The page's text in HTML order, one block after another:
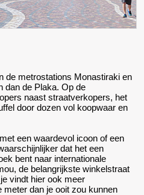
de metrostations Monastiraki en
dan de Plaka. Op de
naast straatverkopers, het
door dozen vol koopwaar en
een waardevol icoon of een
dat het een
bent naar internationale
de belangrijkste winkelstraat
vindt hier ook meer
meter dan je ooit zou kunnen